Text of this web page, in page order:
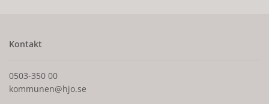
Kontakt
0503-350 00
kommunen@hjo.se